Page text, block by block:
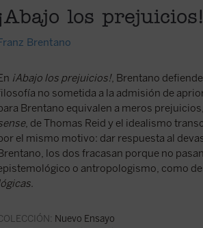
¡Abajo los prejuicios!
Brentano
¡Abajo los prejuicios!, Brentano
no sometida a la admisión de
Brentano equivalen a meros
, de Thomas Reid y el idealismo
el mismo motivo: dar respuesta al
los dos fracasan porque no
o antropologismo, como
.
Nuevo Ensayo